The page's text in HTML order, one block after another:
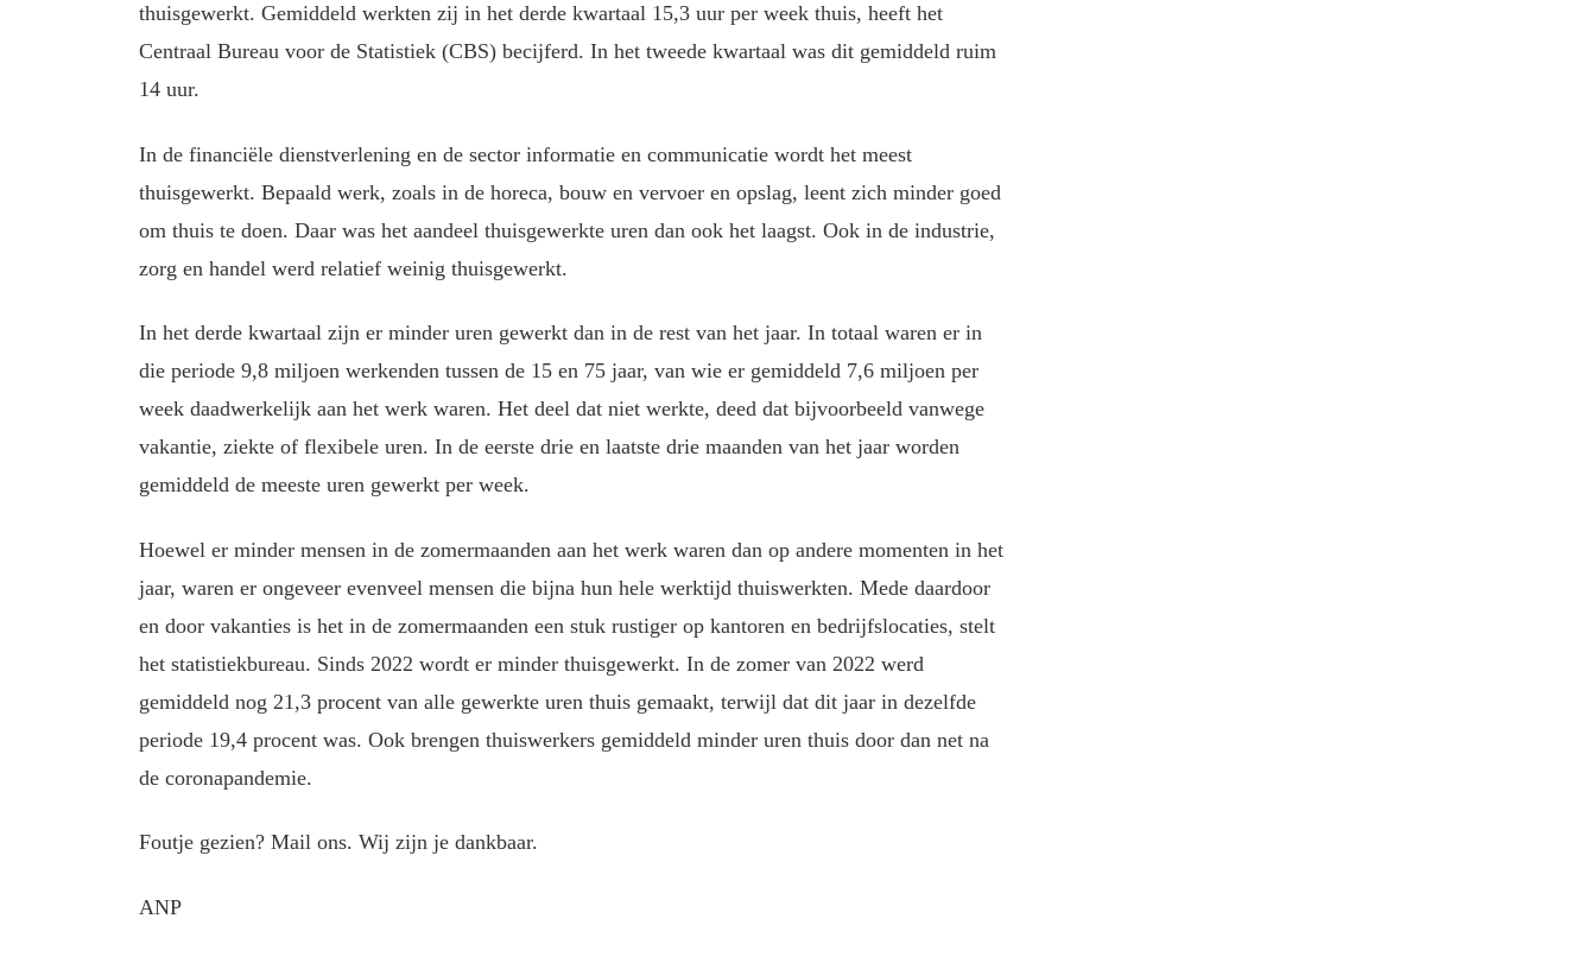
thuisgewerkt. Gemiddeld werkten zij in het derde kwartaal 15,3 uur per week thuis, heeft het
Centraal Bureau voor de Statistiek (CBS) becijferd. In het tweede kwartaal was dit gemiddeld ruim
14 uur.
In de financiële dienstverlening en de sector informatie en communicatie wordt het meest
thuisgewerkt. Bepaald werk, zoals in de horeca, bouw en vervoer en opslag, leent zich minder goed
om thuis te doen. Daar was het aandeel thuisgewerkte uren dan ook het laagst. Ook in de industrie,
zorg en handel werd relatief weinig thuisgewerkt.
In het derde kwartaal zijn er minder uren gewerkt dan in de rest van het jaar. In totaal waren er in
die periode 9,8 miljoen werkenden tussen de 15 en 75 jaar, van wie er gemiddeld 7,6 miljoen per
week daadwerkelijk aan het werk waren. Het deel dat niet werkte, deed dat bijvoorbeeld vanwege
vakantie, ziekte of flexibele uren. In de eerste drie en laatste drie maanden van het jaar worden
gemiddeld de meeste uren gewerkt per week.
Hoewel er minder mensen in de zomermaanden aan het werk waren dan op andere momenten in het
jaar, waren er ongeveer evenveel mensen die bijna hun hele werktijd thuiswerkten. Mede daardoor
en door vakanties is het in de zomermaanden een stuk rustiger op kantoren en bedrijfslocaties, stelt
het statistiekbureau. Sinds 2022 wordt er minder thuisgewerkt. In de zomer van 2022 werd
gemiddeld nog 21,3 procent van alle gewerkte uren thuis gemaakt, terwijl dat dit jaar in dezelfde
periode 19,4 procent was. Ook brengen thuiswerkers gemiddeld minder uren thuis door dan net na
de coronapandemie.
Foutje gezien? Mail ons. Wij zijn je dankbaar.
ANP